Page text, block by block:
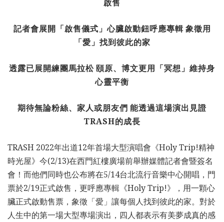
啟售
記者會展開「啟售儀式」心臟啟動鈕呼應專輯 象徵用
「愛」找到彼此的家
透露已展開練團馬拉松頤原、博文更用「冥想」維持身
心靈平衡
期待無論粉絲、家人或朋友們 能透過這場演出見證
TRASH的成長
TRASH 2022年出道12年首場大型演唱會《Holy Trip!精神
時光屋》今(2/13)在西門紅樓廣場前舉辦媒體記者會暨簽名
會！而他們同時也公布將在5/14台北流行音樂中心開唱，門
票於2/19正式啟售，更呼應專輯《Holy Trip!》，用一顆心
臟正式啟動售票，象徵「愛」讓每個人找到彼此的家。對於
人生中的第一場大型專場演出，四人都表示有美夢成真的感